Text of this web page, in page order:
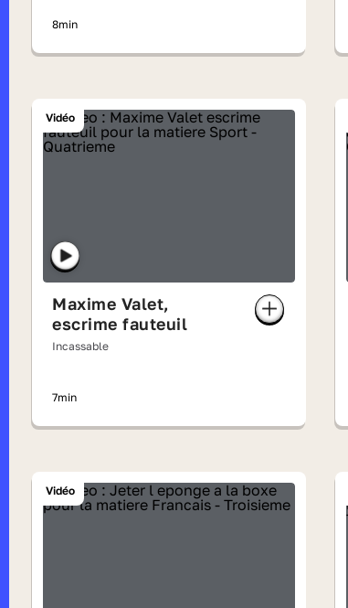
8min
Vidéo
Maxime Valet,
escrime fauteuil
Incassable
7min
Vidéo